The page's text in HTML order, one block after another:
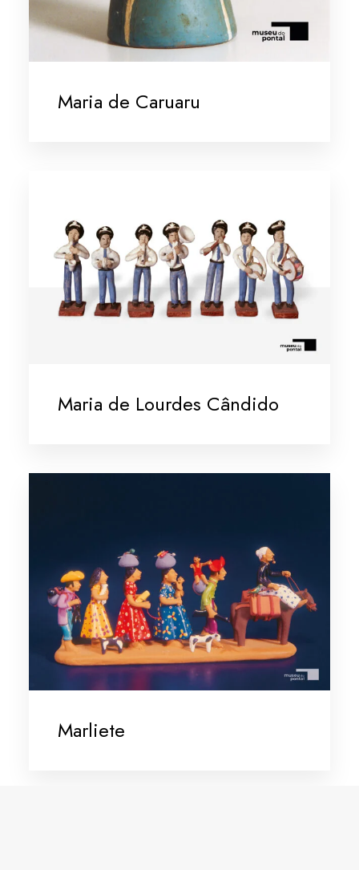
Maria de Caruaru
Maria de Lourdes Cândido
Marliete